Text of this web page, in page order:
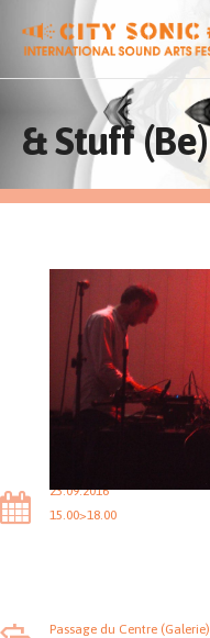
& Stuff (Be)
23.09.2016
15.00>18.00
Passage du Centre (Galerie)